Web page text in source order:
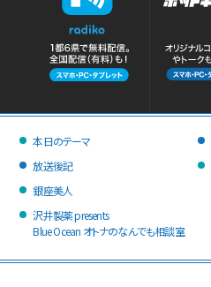
本日のテーマ
放送後記
銀座美人
沢井製薬 presents
Blue Ocean オトナのなんでも相談室